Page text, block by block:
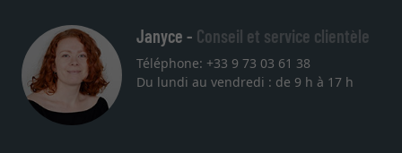
Janyce - Conseil et service clientèle
Téléphone: +33 9 73 03 61 38
Du lundi au vendredi : de 9 h à 17 h